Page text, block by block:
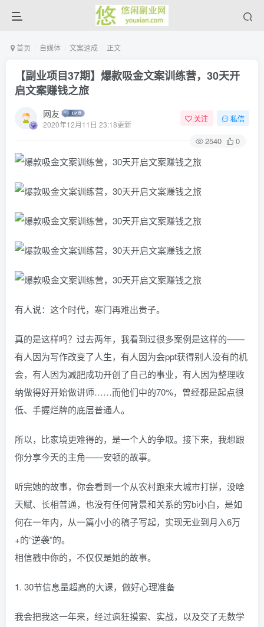
首页 自媒体 文案速成 正文
【副业项目37期】爆款吸金文案训练营，30天开
启文案赚钱之旅
网友
2020年12月11日 23:18更新
关注 私信
2540 0
有人说：这个时代，寒门再难出贵子。
真的是这样吗？过去两年，我看到过很多案例是这样的——
有人因为写作改变了人生，有人因为会ppt获得别人没有的机
会，有人因为减肥成功开创了自己的事业，有人因为整理收
纳做得好开始做讲师……而他们中的70%，曾经都是起点很
低、手握烂牌的底层普通人。
所以，比家境更难得的，是一个人的争取。接下来，我想跟
你分享今天的主角——安顿的故事。
听完她的故事，你会看到一个从农村跑来大城市打拼，没啥
天赋、长相普通，也没有任何背景和关系的穷bi小白，是如
何在一年内，从一篇小小的稿子写起，实现无业到月入6万
+的“逆袭”的。
相信戳中你的，不仅仅是她的故事。
1. 30节信息量超高的大课，做好心理准备
我会把我这一年来，经过疯狂摸索、实战，以及交了无数学